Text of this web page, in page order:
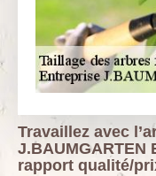
Travaillez avec
J.BAUMGARTEN
rapport qualité/